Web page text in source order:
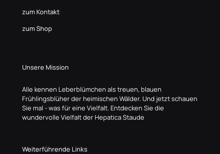
zum Kontakt
zum Shop
Unsere Mission
Alle kennen Leberblümchen als treuen, blauen
Frühlingsblüher der heimischen Wälder. Und jetzt schauen
Sie mal - was für eine Vielfalt. Entdecken Sie die
wundervolle Vielfalt der Hepatica Staude
Weiterführende Links